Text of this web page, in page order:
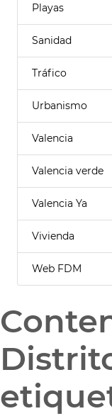
Playas
Sanidad
Tráfico
Urbanismo
Valencia
Valencia verde
Valencia Ya
Vivienda
Web FDM